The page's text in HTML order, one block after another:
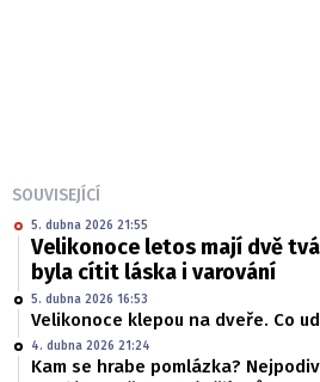
SOUVISEJÍCÍ
5. dubna 2026 21:55
Velikonoce letos mají dvě
byla cítit láska i varování
5. dubna 2026 16:53
Velikonoce klepou na dveře. Co
4. dubna 2026 21:24
Kam se hrabe pomlázka?